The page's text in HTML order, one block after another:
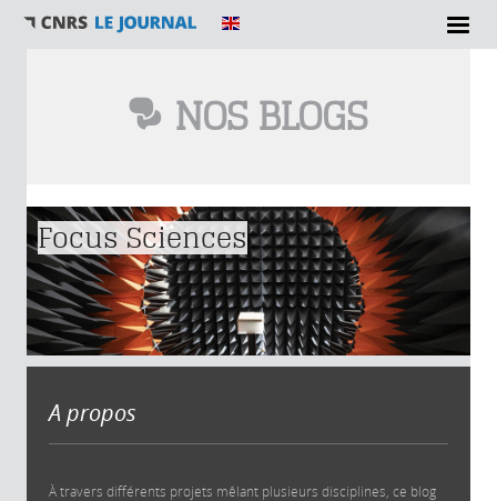
NOS BLOGS
Vous êtes ici
Focus Sciences
A propos
À travers différents projets mêlant plusieurs disciplines, ce blog